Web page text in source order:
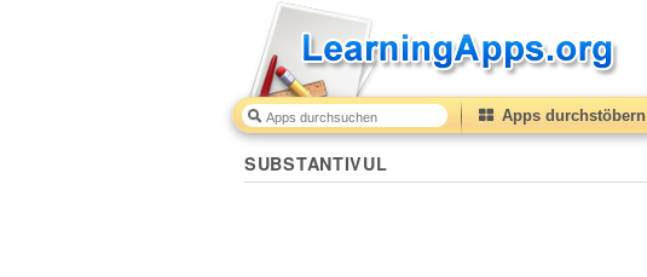
Apps durchstöbern
SUBSTANTIVUL